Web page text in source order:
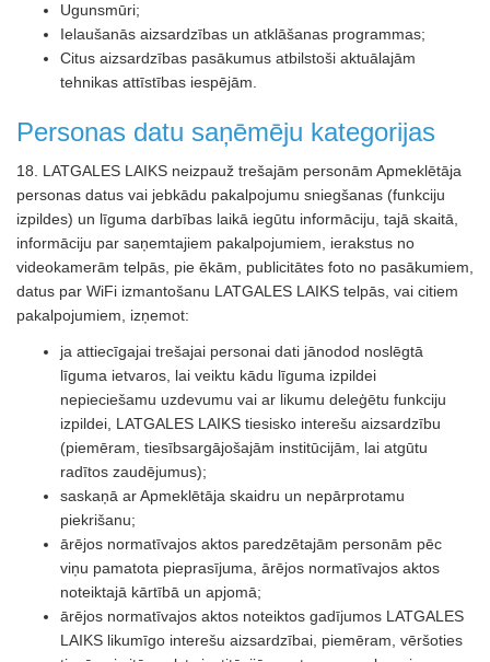
Ugunsmūri;
Ielaušanās aizsardzības un atklāšanas programmas;
Citus aizsardzības pasākumus atbilstoši aktuālajām
tehnikas attīstības iespējām.
Personas datu saņēmēju kategorijas
18. LATGALES LAIKS neizpauž trešajām personām Apmeklētāja
personas datus vai jebkādu pakalpojumu sniegšanas (funkciju
izpildes) un līguma darbības laikā iegūtu informāciju, tajā skaitā,
informāciju par saņemtajiem pakalpojumiem, ierakstus no
videokamerām telpās, pie ēkām, publicitātes foto no pasākumiem,
datus par WiFi izmantošanu LATGALES LAIKS telpās, vai citiem
pakalpojumiem, izņemot:
ja attiecīgajai trešajai personai dati jānodod noslēgtā
līguma ietvaros, lai veiktu kādu līguma izpildei
nepieciešamu uzdevumu vai ar likumu deleģētu funkciju
izpildei, LATGALES LAIKS tiesisko interešu aizsardzību
(piemēram, tiesībsargājošajām institūcijām, lai atgūtu
radītos zaudējumus);
saskaņā ar Apmeklētāja skaidru un nepārprotamu
piekrišanu;
ārējos normatīvajos aktos paredzētajām personām pēc
viņu pamatota pieprasījuma, ārējos normatīvajos aktos
noteiktajā kārtībā un apjomā;
ārējos normatīvajos aktos noteiktos gadījumos LATGALES
LAIKS likumīgo interešu aizsardzībai, piemēram, vēršoties